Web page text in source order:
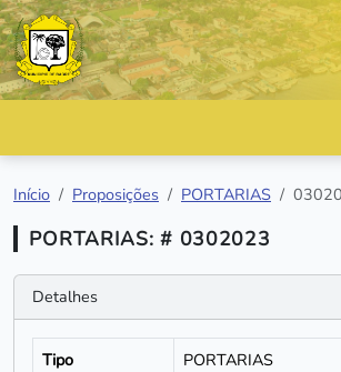
Início Proposições PORTARIAS
PORTARIAS: # 0302023
Detalhes
Tipo
PORTARIAS